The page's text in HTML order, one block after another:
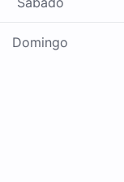
Domingo